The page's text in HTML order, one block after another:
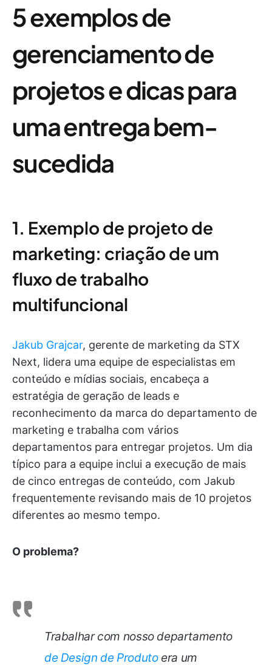
5 exemplos de
gerenciamento de
projetos e dicas para
uma entrega bem-
sucedida
1. Exemplo de projeto de
marketing: criação de um
fluxo de trabalho
multifuncional
Jakub Grajcar, gerente de marketing da STX
Next, lidera uma equipe de especialistas em
conteúdo e mídias sociais, encabeça a
estratégia de geração de leads e
reconhecimento da marca do departamento de
marketing e trabalha com vários
departamentos para entregar projetos. Um dia
típico para a equipe inclui a execução de mais
de cinco entregas de conteúdo, com Jakub
frequentemente revisando mais de 10 projetos
diferentes ao mesmo tempo.
O problema?
Trabalhar com nosso departamento
de Design de Produtoera um